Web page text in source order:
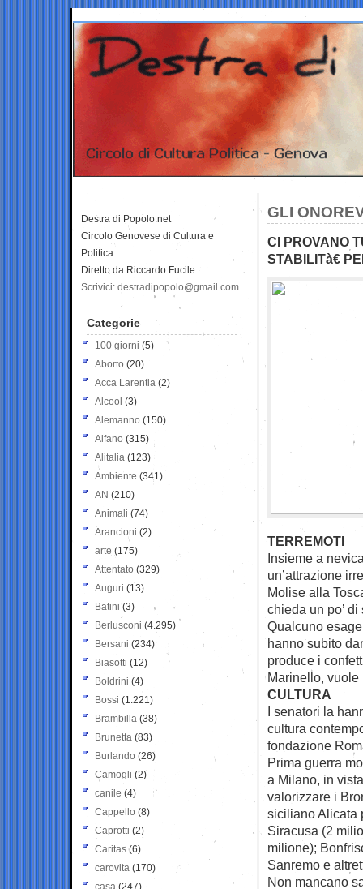
GLI
CI PROVANO
STABILITà€
TERREMOTI
Insieme a
un’attrazione
Molise alla
chieda un po’
Qualcuno
hanno subito
produce i
Marinello,
CULTURA
I senatori la
cultura
fondazione
Prima guerra
a Milano, in
valorizzare i
siciliano Alicata
Siracusa (2
milione);
Sanremo e
Non mancano
Destra di Popolo.net
Circolo Genovese di Cultura e
Politica
Diretto da Riccardo Fucile
Scrivici: destradipopolo@gmail.com
Categorie
100 giorni (5)
Aborto (20)
Acca Larentia (2)
Alcool (3)
Alemanno (150)
Alfano (315)
Alitalia (123)
Ambiente (341)
AN (210)
Animali (74)
Arancioni (2)
arte (175)
Attentato (329)
Auguri (13)
Batini (3)
Berlusconi (4.295)
Bersani (234)
Biasotti (12)
Boldrini (4)
Bossi (1.221)
Brambilla (38)
Brunetta (83)
Burlando (26)
Camogli (2)
canile (4)
Cappello (8)
Caprotti (2)
Caritas (6)
carovita (170)
casa (247)